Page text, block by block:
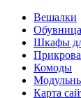
Вешалки
Обувница
Шкафы
Комоды
Карта